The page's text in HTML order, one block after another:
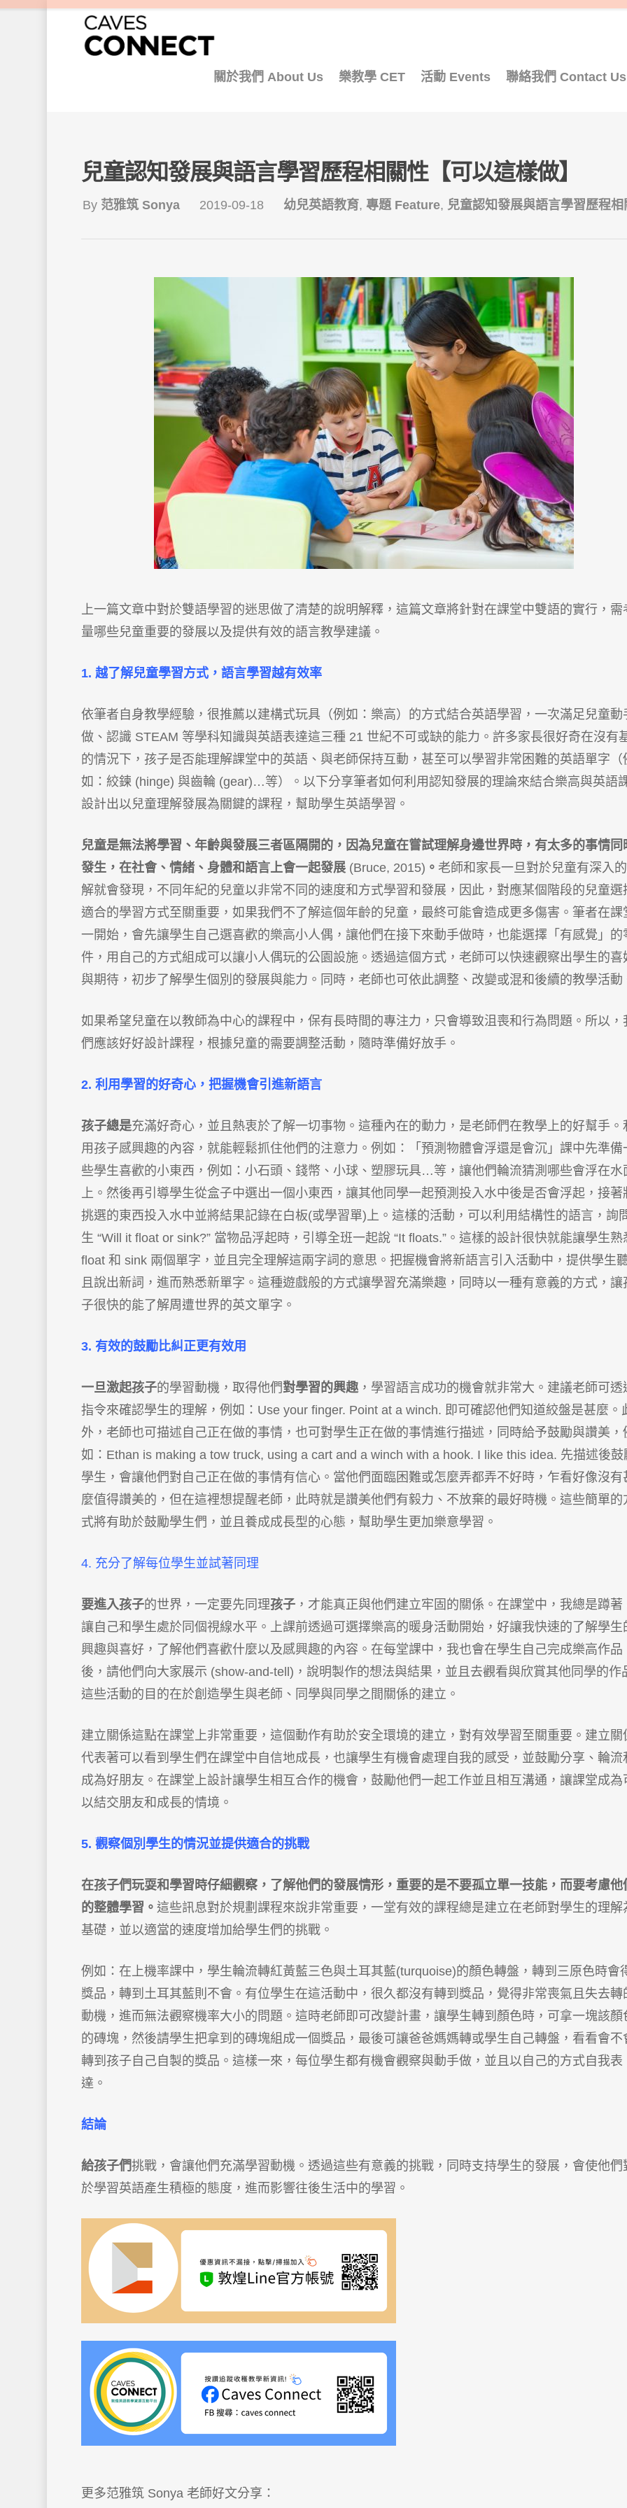
關於我們 About Us 樂教學 CET 活動 Events 聯絡我們 Contact Us
兒童認知發展與語言學習歷程相關性【可以這樣做】
By 范雅筑 Sonya 2019-09-18 幼兒英語教育, 專題 Feature, 兒童認知發展與語言學習歷程相
上一篇文章中對於雙語學習的迷思做了清楚的說明解釋，這篇文章將針對在課堂中雙語的實行，需
量哪些兒童重要的發展以及提供有效的語言教學建議。
1. 越了解兒童學習方式，語言學習越有效率
依筆者自身教學經驗，很推薦以建構式玩具（例如：樂高）的方式結合英語學習，一次滿足兒童動
做、認識 STEAM 等學科知識與英語表達這三種 21 世紀不可或缺的能力。許多家長很好奇在沒有
的情況下，孩子是否能理解課堂中的英語、與老師保持互動，甚至可以學習非常困難的英語單字（
如：絞鍊 (hinge) 與齒輪 (gear)…等）。以下分享筆者如何利用認知發展的理論來結合樂高與英語
設計出以兒童理解發展為關鍵的課程，幫助學生英語學習。
兒童是無法將學習、年齡與發展三者區隔開的，因為兒童在嘗試理解身邊世界時，有太多的事情同
發生，在社會、情緒、身體和語言上會一起發展 (Bruce, 2015) 。 老師和家長一旦對於兒童有深入
解就會發現，不同年紀的兒童以非常不同的速度和方式學習和發展，因此，對應某個階段的兒童選
適合的學習方式至關重要，如果我們不了解這個年齡的兒童，最終可能會造成更多傷害。筆者在課
一開始，會先讓學生自己選喜歡的樂高小人偶，讓他們在接下來動手做時，也能選擇「有感覺」的
件，用自己的方式組成可以讓小人偶玩的公園設施。透過這個方式，老師可以快速觀察出學生的喜
與期待，初步了解學生個別的發展與能力。同時，老師也可依此調整、改變或混和後續的教學活動
如果希望兒童在以教師為中心的課程中，保有長時間的專注力，只會導致沮喪和行為問題。所以，
們應該好好設計課程，根據兒童的需要調整活動，隨時準備好放手。
2. 利用學習的好奇心，把握機會引進新語言
孩子總是充滿好奇心，並且熱衷於了解一切事物。這種內在的動力，是老師們在教學上的好幫手。
用孩子感興趣的內容，就能輕鬆抓住他們的注意力。例如：「預測物體會浮還是會沉」課中先準備
些學生喜歡的小東西，例如：小石頭、錢幣、小球、塑膠玩具…等，讓他們輪流猜測哪些會浮在水
上。然後再引導學生從盒子中選出一個小東西，讓其他同學一起預測投入水中後是否會浮起，接著
挑選的東西投入水中並將結果記錄在白板(或學習單)上。這樣的活動，可以利用結構性的語言，詢
生 “Will it float or sink?” 當物品浮起時，引導全班一起說 “It floats.”。這樣的設計很快就能讓學生熟
float 和 sink 兩個單字，並且完全理解這兩字詞的意思。把握機會將新語言引入活動中，提供學生
且說出新詞，進而熟悉新單字。這種遊戲般的方式讓學習充滿樂趣，同時以一種有意義的方式，讓
子很快的能了解周遭世界的英文單字。
3. 有效的鼓勵比糾正更有效用
一旦激起孩子的學習動機， 取得他們對學習的興趣，學習語言成功的機會就非常大。 建議老師可透
指令來確認學生的理解，例如：Use your finger. Point at a winch. 即可確認他們知道絞盤是甚麼。
外，老師也可描述自己正在做的事情，也可對學生正在做的事情進行描述，同時給予鼓勵與讚美，
如：Ethan is making a tow truck, using a cart and a winch with a hook. I like this idea. 先描述後鼓
學生，會讓他們對自己正在做的事情有信心。當他們面臨困難或怎麼弄都弄不好時，乍看好像沒有
麼值得讚美的，但在這裡想提醒老師，此時就是讚美他們有毅力、不放棄的最好時機。這些簡單的
式將有助於鼓勵學生們，並且養成成長型的心態，幫助學生更加樂意學習。
4. 充分了解每位學生並試著同理
要進入孩子的世界，一定要先同理孩子，才能真正與他們建立牢固的關係。 在課堂中，我總是蹲著
讓自己和學生處於同個視線水平。上課前透過可選擇樂高的暖身活動開始，好讓我快速的了解學生
興趣與喜好，了解他們喜歡什麼以及感興趣的內容。在每堂課中，我也會在學生自己完成樂高作品
後，請他們向大家展示 (show-and-tell)，說明製作的想法與結果，並且去觀看與欣賞其他同學的作
這些活動的目的在於創造學生與老師、同學與同學之間關係的建立。
建立關係這點在課堂上非常重要，這個動作有助於安全環境的建立，對有效學習至關重要。建立關
代表著可以看到學生們在課堂中自信地成長，也讓學生有機會處理自我的感受，並鼓勵分享、輪流
成為好朋友。在課堂上設計讓學生相互合作的機會，鼓勵他們一起工作並且相互溝通，讓課堂成為
以結交朋友和成長的情境。
5. 觀察個別學生的情況並提供適合的挑戰
在孩子們玩耍和學習時仔細觀察，了解他們的發展情形，重要的是不要孤立單一技能，而要考慮他
的整體學習。 這些訊息對於規劃課程來說非常重要，一堂有效的課程總是建立在老師對學生的理解
基礎，並以適當的速度增加給學生們的挑戰。
例如：在上機率課中，學生輪流轉紅黃藍三色與土耳其藍(turquoise)的顏色轉盤，轉到三原色時會
獎品，轉到土耳其藍則不會。有位學生在這活動中，很久都沒有轉到獎品，覺得非常喪氣且失去轉
動機，進而無法觀察機率大小的問題。這時老師即可改變計畫，讓學生轉到顏色時，可拿一塊該顏
的磚塊，然後請學生把拿到的磚塊組成一個獎品，最後可讓爸爸媽媽轉或學生自己轉盤，看看會不
轉到孩子自己自製的獎品。這樣一來，每位學生都有機會觀察與動手做，並且以自己的方式自我表
達。
結論
給孩子們挑戰，會讓他們充滿學習動機。 透過這些有意義的挑戰，同時支持學生的發展，會使他們
於學習英語產生積極的態度，進而影響往後生活中的學習。
更多范雅筑 Sonya 老師好文分享：